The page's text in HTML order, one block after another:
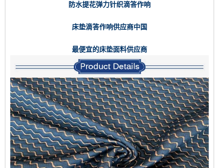
防水提花弹力针织滴答作响
床垫滴答作响供应商中国
最便宜的床垫面料供应商